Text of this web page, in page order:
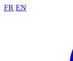
FR EN